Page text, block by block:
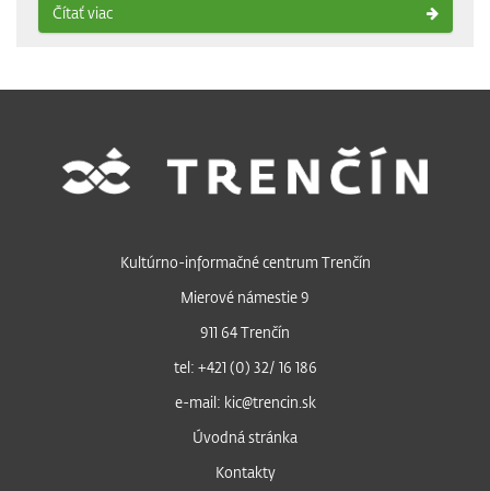
Čítať viac
Kultúrno-informačné centrum Trenčín
Mierové námestie 9
911 64 Trenčín
tel: +421 (0) 32/ 16 186
e-mail: kic@trencin.sk
Úvodná stránka
Kontakty